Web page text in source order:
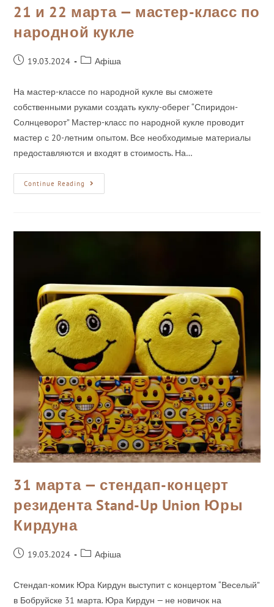
21 и 22 марта — мастер-класс по
народной кукле
19.03.2024 Афіша
На мастер-классе по народной кукле вы сможете
собственными руками создать куклу-оберег “Спиридон-
Солнцеворот” Мастер-класс по народной кукле проводит
мастер с 20-летним опытом. Все необходимые материалы
предоставляются и входят в стоимость. На…
Continue Reading
31 марта — стендап-концерт
резидента Stand-Up Union Юры
Кирдуна
19.03.2024 Афіша
Стендап-комик Юра Кирдун выступит с концертом “Веселый”
в Бобруйске 31 марта. Юра Кирдун — не новичок на